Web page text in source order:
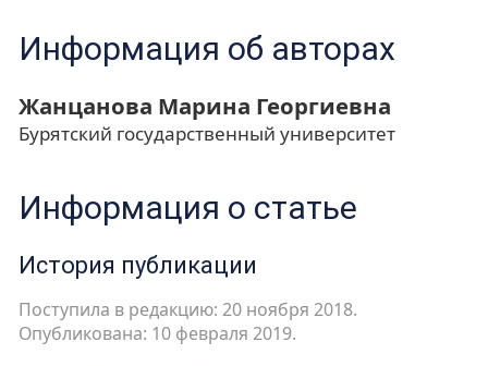
Информация об авторах
Жанцанова Марина Георгиевна
Бурятский государственный университет
Информация о статье
История публикации
Поступила в редакцию: 20 ноября 2018.
Опубликована: 10 февраля 2019.